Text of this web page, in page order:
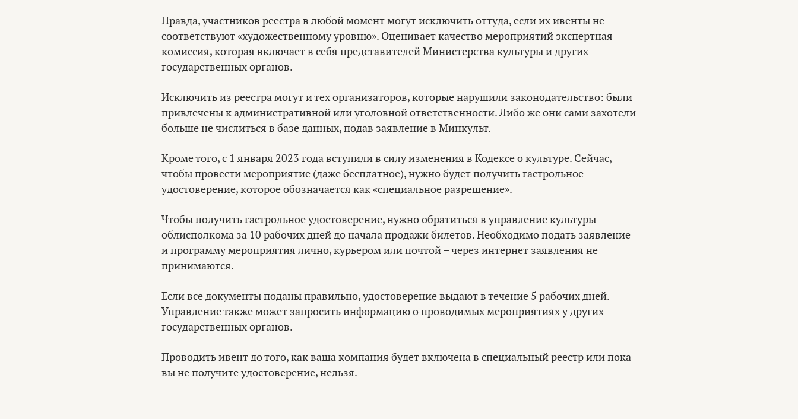
Правда, участников реестра в любой момент могут исключить оттуда, если их ивенты не
соответствуют «художественному уровню». Оценивает качество мероприятий экспертная
комиссия, которая включает в себя представителей Министерства культуры и других
государственных органов.
Исключить из реестра могут и тех организаторов, которые нарушили законодательство: были
привлечены к административной или уголовной ответственности. Либо же они сами захотели
больше не числиться в базе данных, подав заявление в Минкульт.
Кроме того, с 1 января 2023 года вступили в силу изменения в Кодексе о культуре. Сейчас,
чтобы провести мероприятие (даже бесплатное), нужно будет получить гастрольное
удостоверение, которое обозначается как «специальное разрешение».
Чтобы получить гастрольное удостоверение, нужно обратиться в управление культуры
облисполкома за 10 рабочих дней до начала продажи билетов. Необходимо подать заявление
и программу мероприятия лично, курьером или почтой – через интернет заявления не
принимаются.
Если все документы поданы правильно, удостоверение выдают в течение 5 рабочих дней.
Управление также может запросить информацию о проводимых мероприятиях у других
государственных органов.
Проводить ивент до того, как ваша компания будет включена в специальный реестр или пока
вы не получите удостоверение, нельзя.